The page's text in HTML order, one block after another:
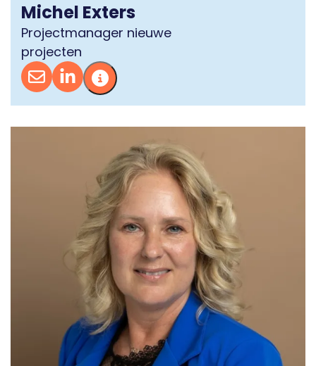
Michel Exters
Projectmanager nieuwe
projecten